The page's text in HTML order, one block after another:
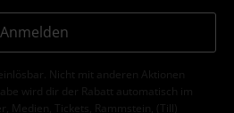
Anmelden
Nicht mit anderen Aktionen
wird dir der Rabatt automatisch im
Medien, Tickets, Rammstein, (Till)